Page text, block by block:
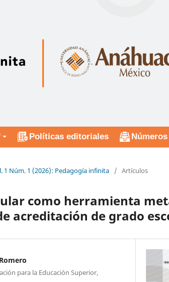
Políticas editoriales Números
1 Núm. 1 (2026): Pedagogía infinita / Artículos
como herramienta
acreditación de grado
para la Educación Superior,